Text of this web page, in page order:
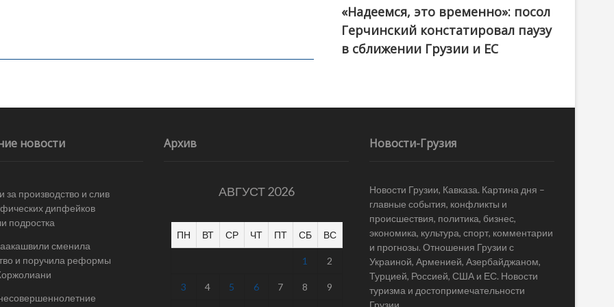
«Надеемся, это временно»: посол
Герчинский констатировал паузу
в сближении Грузии и ЕС
новости
за производство и слив
дипфейков
подростка
сменила
и поручила реформы
Архив
АВГУСТ 2026
ПН ВТ СР ЧТ ПТ СБ ВС
1 2
3 4 5 6 7 8 9
Новости-Грузия
Новости Грузии, Кавказа. Картина дня –
главные события, конфликты и
происшествия, политика, бизнес,
экономика, культура, спорт, комментарии
и прогнозы. Отношения Грузии с
Украиной, Арменией, Азербайджаном,
Турцией, Россией, США и ЕС. Новости
туризма и достопримечательности
Грузии.